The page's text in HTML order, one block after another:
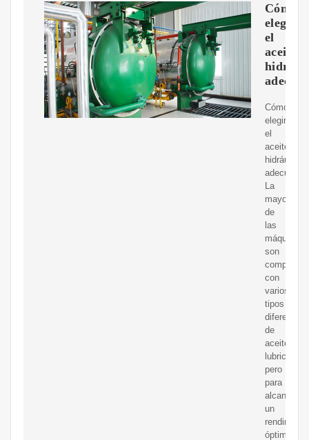
Cómo
elegir
el
aceite
Cómo
elegir
el
aceite
hidráulico
adecuado
La
mayoría
de
las
máquinas
son
con
varios
tipos
diferentes
de
aceites
pero
para
alcanzar
un
óptimo